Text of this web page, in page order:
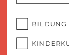
BILDUNG